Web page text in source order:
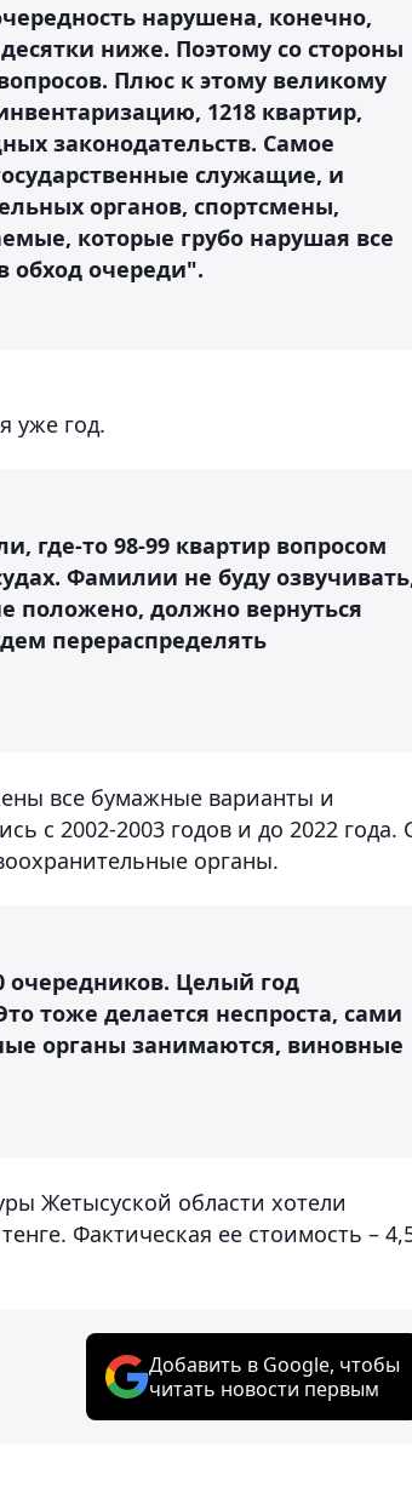
нарушена, конечно,
ниже. Поэтому со стороны
Плюс к этому великому
1218 квартир,
законодательств. Самое
служащие, и
органов, спортсмены,
которые грубо нарушая все
обход очереди".
уже год.
где-то 98-99 квартир вопросом
Фамилии не буду
положено, должно вернуться
перераспределять
все бумажные варианты и
с 2002-2003 годов и до 2022 года.
органы.
Целый год
тоже делается неспроста, сами
органы занимаются, виновные
Жетысуской области хотели
Фактическая ее стоимость –
Добавить в Google, чтобы
читать новости первым